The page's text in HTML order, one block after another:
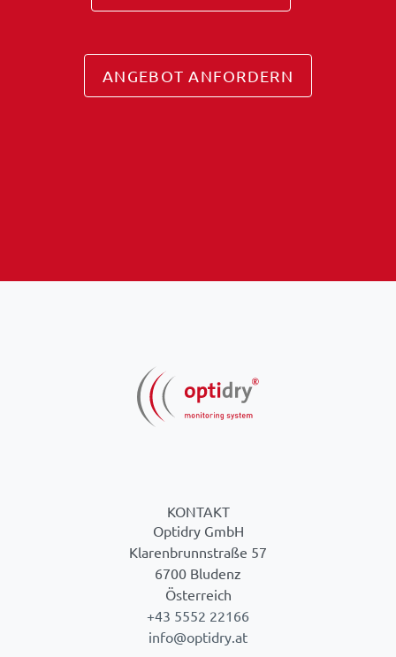
ANGEBOT ANFORDERN
KONTAKT
Optidry GmbH
Klarenbrunnstraße 57
6700 Bludenz
Österreich
+43 5552 22166
info@optidry.at